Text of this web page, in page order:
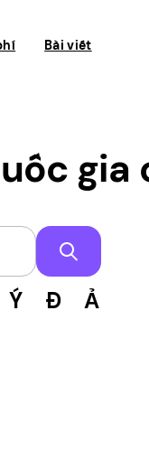
Bài viết
gia
gia
Ý Đ Ả